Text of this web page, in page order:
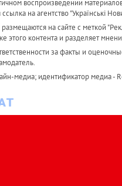
воспроизведении
на агентство "Українськi
на сайте с меткой
этого контента и разделяет
за факты и
медиа; идентификатор медиа -